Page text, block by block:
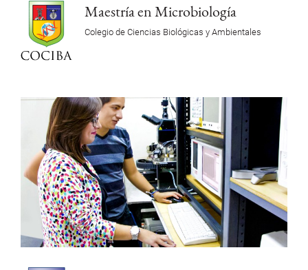
Maestría en Microbiología
Colegio de Ciencias Biológicas y Ambientales